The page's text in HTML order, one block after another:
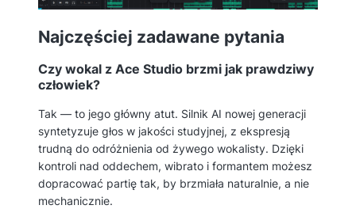
Najczęściej zadawane pytania
Czy wokal z Ace Studio brzmi jak prawdziwy
człowiek?
Tak — to jego główny atut. Silnik AI nowej generacji
syntetyzuje głos w jakości studyjnej, z ekspresją
trudną do odróżnienia od żywego wokalisty. Dzięki
kontroli nad oddechem, wibrato i formantem możesz
dopracować partię tak, by brzmiała naturalnie, a nie
mechanicznie.